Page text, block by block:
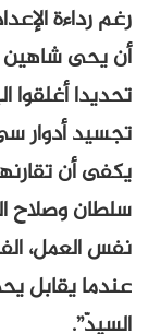
رغم رداءة
أن يحى شاهين
تحديدا أغلقوا
تجسيد أدوار
يكفى أن
سلطان وصلاح
نفس العمل،
عندما يقابل
السيدّ”.